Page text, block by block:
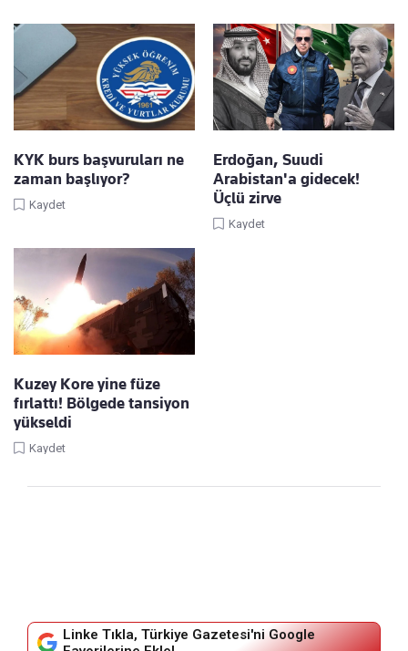
KYK burs başvuruları ne
zaman başlıyor?
Kaydet
Erdoğan, Suudi
Arabistan'a gidecek!
Üçlü zirve
Kaydet
Kuzey Kore yine füze
fırlattı! Bölgede tansiyon
yükseldi
Kaydet
Linke Tıkla, Türkiye Gazetesi'ni Google